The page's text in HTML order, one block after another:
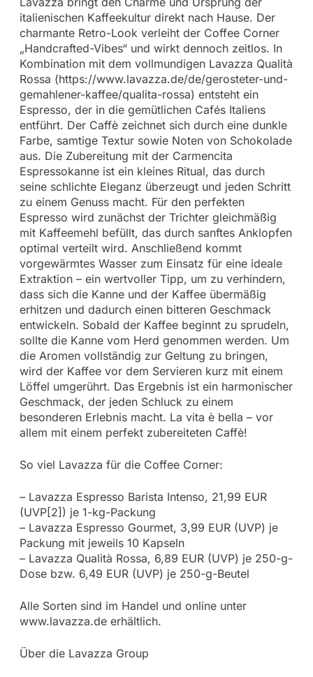
italienischen Kaffeekultur direkt nach Hause. Der
charmante Retro-Look verleiht der Coffee Corner
„Handcrafted-Vibes“ und wirkt dennoch zeitlos. In
Kombination mit dem vollmundigen Lavazza Qualità
Rossa (https://www.lavazza.de/de/gerosteter-und-
gemahlener-kaffee/qualita-rossa) entsteht ein
Espresso, der in die gemütlichen Cafés Italiens
entführt. Der Caffè zeichnet sich durch eine dunkle
Farbe, samtige Textur sowie Noten von Schokolade
aus. Die Zubereitung mit der Carmencita
Espressokanne ist ein kleines Ritual, das durch
seine schlichte Eleganz überzeugt und jeden Schritt
zu einem Genuss macht. Für den perfekten
Espresso wird zunächst der Trichter gleichmäßig
mit Kaffeemehl befüllt, das durch sanftes Anklopfen
optimal verteilt wird. Anschließend kommt
vorgewärmtes Wasser zum Einsatz für eine ideale
Extraktion – ein wertvoller Tipp, um zu verhindern,
dass sich die Kanne und der Kaffee übermäßig
erhitzen und dadurch einen bitteren Geschmack
entwickeln. Sobald der Kaffee beginnt zu sprudeln,
sollte die Kanne vom Herd genommen werden. Um
die Aromen vollständig zur Geltung zu bringen,
wird der Kaffee vor dem Servieren kurz mit einem
Löffel umgerührt. Das Ergebnis ist ein harmonischer
Geschmack, der jeden Schluck zu einem
besonderen Erlebnis macht. La vita è bella – vor
allem mit einem perfekt zubereiteten Caffè!
So viel Lavazza für die Coffee Corner:
– Lavazza Espresso Barista Intenso, 21,99 EUR
(UVP[2]) je 1-kg-Packung
– Lavazza Espresso Gourmet, 3,99 EUR (UVP) je
Packung mit jeweils 10 Kapseln
– Lavazza Qualità Rossa, 6,89 EUR (UVP) je 250-g-
Dose bzw. 6,49 EUR (UVP) je 250-g-Beutel
Alle Sorten sind im Handel und online unter
www.lavazza.de erhältlich.
Über die Lavazza Group